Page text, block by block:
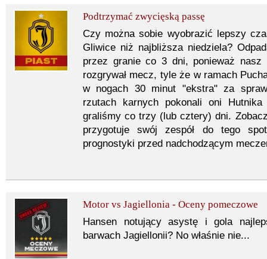
Podtrzymać zwycięską passę
Czy można sobie wyobrazić lepszy
Gliwice niż najbliższa niedziela?
przez granie co 3 dni, ponieważ
rozgrywał mecz, tyle że w ramach
w nogach 30 minut "ekstra" za
rzutach karnych pokonali oni
graliśmy co trzy (lub cztery) dni.
przygotuje swój zespół do tego
prognostyki przed nadchodzącym
Motor vs Jagiellonia - Oceny pomeczowe
Hansen notujący asystę i gola
barwach Jagiellonii? No właśnie nie...